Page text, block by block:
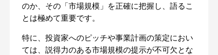
のか、その「市場規模」を正確に把握し、語るこ
とは極めて重要です。
特に、投資家へのピッチや事業計画の策定におい
ては、説得力のある市場規模の提示が不可欠とな